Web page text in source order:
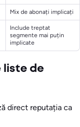
Mix de abonați implicați
Include treptat
segmente mai puțin
implicate
liste de
direct reputația ca